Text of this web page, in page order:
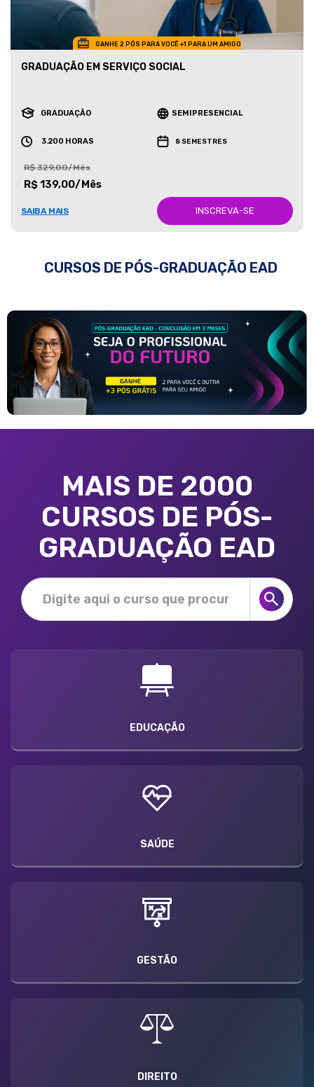
GANHE 2 PÓS PARA VOCÊ +1 PARA UM AMIGO
GRADUAÇÃO EM SERVIÇO SOCIAL
GRADUAÇÃO SEMIPRESENCIAL
3.200 HORAS 8 SEMESTRES
R$ 329,00/Mês
R$ 139,00/Mês
SAIBA MAIS INSCREVA-SE
CURSOS DE PÓS-GRADUAÇÃO EAD
MAIS DE 2000
CURSOS DE PÓS-
GRADUAÇÃO EAD
EDUCAÇÃO
SAÚDE
GESTÃO
DIREITO